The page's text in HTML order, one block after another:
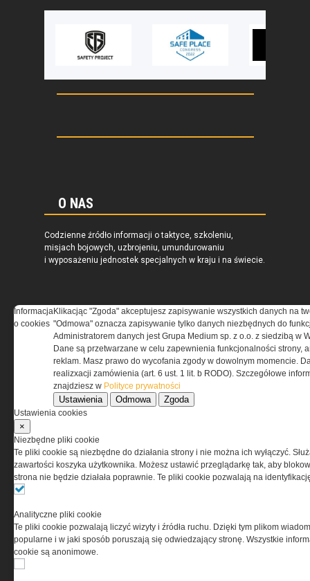
O NAS
Codzienne źródło informacji o taktyce, szkoleniu,
misjach bojowych, uzbrojeniu, umundurowaniu
i wyposażeniu jednostek specjalnych w kraju i na świecie.
REGULAMIN
Regulamin określa zasady korzystania z portalu
www.special-ops.pl
Korzystanie z portalu jest równoznaczne
przez Grupa MEDIUM Spółka z ograniczoną
odpowiedzialnością Spółka komandytowa, nr KRS:
0000537655, NIP 1132860378, REGON 146393437
(zwana dalej Grupa MEDIUM) w postaci Regulaminu.
Informacja
o cookies
Klikacjąc "Zgoda" akceptujesz zapisywanie wszystkich danych na
"Odmowa" oznacza zapisywanie tylko danych niezbędnych do
Administratorem danych jest Grupa Medium sp. z o.o. z siedzibą w
Dane są przetwarzane w celu zapewnienia funkcjonalności strony,
reklam. Masz prawo do wycofania zgody w dowolnym momencie.
realizxacji zamówienia (art. 6 ust. 1 lit. b RODO). Szczegółowe
znajdziesz w Polityce prywatności
Ustawienia Odmowa Zgoda
Ustawienia cookies
×
Niezbędne pliki cookie
Te pliki cookie są niezbędne do działania strony i nie można ich wyłączyć.
zawartości koszyka użytkownika. Możesz ustawić przeglądarkę tak, aby
strona nie będzie działała poprawnie. Te pliki cookie pozwalają na
Analityczne pliki cookie
Te pliki cookie pozwalają liczyć wizyty i źródła ruchu. Dzięki tym plikom
popularne i w jaki sposób poruszają się odwiedzający stronę. Wszystkie
cookie są anonimowe.